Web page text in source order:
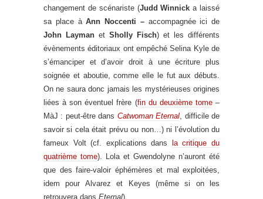
changement de scénariste (Judd Winnick a laissé
sa place àAnn Noccenti – accompagnée ici de
John Layman et Sholly Fisch) et les différents
évènements éditoriaux ont empêché Selina Kyle de
s’émanciper et d’avoir droit à une écriture plus
soignée et aboutie, comme elle le fut aux débuts.
On ne saura donc jamais les mystérieuses origines
liées à son éventuel frère (fin du deuxième tome–
MàJ : peut-être dans Catwoman Eternal, difficile de
savoir si cela était prévu ou non…) ni l’évolution du
fameux Volt (cf. explications dans
la critique du
quatrième tome). Lola et Gwendolyne n’auront été
que des faire-valoir éphémères et mal exploitées,
idem pour Alvarez et Keyes (même si on les
retrouvera dans Eternal).